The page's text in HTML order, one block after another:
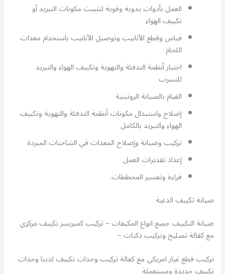
العمل بأدوات يدوية وقوية لتثبيت مكونات التبريد أو
تكييف الهواء
قياس وقطع الأنابيب وتوصيل الأنابيب باستخدام معدات
اللحام
اختبار أنظمة التدفئة والتهوية وتكييف الهواء والتبريد
للتسرب
القيام بالصيانة الروتينية
إصلاح واستبدال مكونات أنظمة التدفئة والتهوية وتكييف
الهواء والتبريد بالكامل
تركيب وصيانة وإصلاح المعدات في الشاحنات المبردة
إعداد تقديرات العمل
قراءة وتفسير المخططات.
صيانة تكييف الدعية
صيانة التكييف جميع انواع المكيفات – تركيب كمبريسر تكييف مركزي
مع كفالة تصليح وتركيب دكتات –
تركيب قطع غيار امريكي مع كفالة تركيب وحدات تكييف لدينا وحدات